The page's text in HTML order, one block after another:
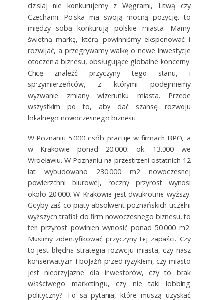
dzisiaj nie konkurujemy z Węgrami, Litwą czy
Czechami. Polska ma swoją mocną pozycję, to
między sobą konkurują polskie miasta. Mamy
świetną markę, którą powinniśmy eksponować i
rozwijać, a przegrywamy walkę o nowe inwestycje
otoczenia biznesu, obsługujące globalne koncerny.
Chcę znaleźć przyczyny tego stanu, i
sprzymierzeńców, z którymi podejmiemy
wyzwanie zmiany wizerunku miasta. Przede
wszystkim po to, aby dać szansę rozwoju
lokalnego nowoczesnego biznesu.
W Poznaniu 5.000 osób pracuje w firmach BPO, a
w Krakowie ponad 20.000, ok. 13.000 we
Wrocławiu. W Poznaniu na przestrzeni ostatnich 12
lat wybudowano 230.000 m2 nowoczesnej
powierzchni biurowej, roczny przyrost wynosi
około 20.000. W Krakowie jest dwukrotnie wyższy.
Gdyby zaś co piąty absolwent poznańskich uczelni
wyższych trafiał do firm nowoczesnego biznesu, to
ten przyrost powinien wynosić ponad 50.000 m2.
Musimy zidentyfikować przyczyny tej zapaści. Czy
to jest błędna strategia rozwoju miasta, czy nasz
konserwatyzm i bojaźń przed ryzykiem, czy miasto
jest nieprzyjazne dla inwestorów, czy to brak
właściwego marketingu, czy nie taki lobbing
polityczny? To są pytania, które muszą uzyskać